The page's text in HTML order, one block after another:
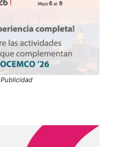
Publicidad